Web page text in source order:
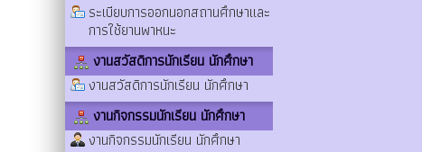
ระเบียบการออกนอกสถานศึกษาและ
การใช้ยานพาหนะ
งานสวัสดิการนักเรียน นักศึกษา
งานสวัสดิการนักเรียน นักศึกษา
งานกิจกรรมนักเรียน นักศึกษา
งานกิจกรรมนักเรียน นักศึกษา